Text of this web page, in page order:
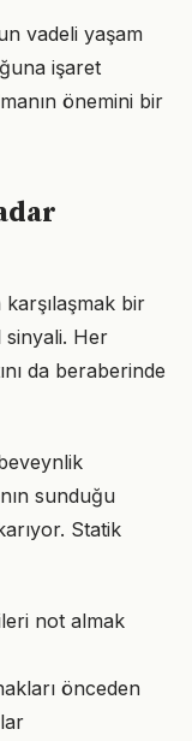
vadeli yaşam
işaret
önemini bir
bir
sinyali. Her
da beraberinde
sunduğu
Statik
not almak
önceden